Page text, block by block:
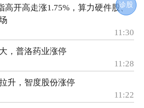
诊股
高开高走涨1.75%，算力硬件股、
11:30
，普洛药业涨停
11:28
升，智度股份涨停
11:22